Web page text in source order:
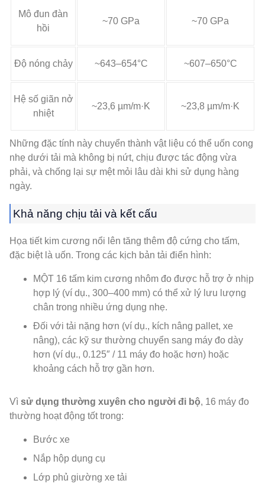
Mô đun đàn
hồi
~70 GPa ~70 GPa
Độ nóng chảy ~643–654°C ~607–650°C
Hệ số giãn nở
nhiệt
~23,6 µm/m·K ~23,8 µm/m·K
Những đặc tính này chuyển thành vật liệu có thể uốn cong
nhẹ dưới tải mà không bị nứt, chịu được tác động vừa
phải, và chống lại sự mệt mỏi lâu dài khi sử dụng hàng
ngày.
Khả năng chịu tải và kết cấu
Họa tiết kim cương nổi lên tăng thêm độ cứng cho tấm,
đặc biệt là uốn. Trong các kịch bản tải điển hình:
MỘT 16 tấm kim cương nhôm đo được hỗ trợ ở nhịp
hợp lý (ví dụ., 300–400 mm) có thể xử lý lưu lượng
chân trong nhiều ứng dụng nhẹ.
Đối với tải nặng hơn (ví dụ., kích nâng pallet, xe
nâng), các kỹ sư thường chuyển sang máy đo dày
hơn (ví dụ., 0.125″ / 11 máy đo hoặc hơn) hoặc
khoảng cách hỗ trợ gần hơn.
Vì sử dụng thường xuyên cho người đi bộ, 16 máy đo
thường hoạt động tốt trong:
Bước xe
Nắp hộp dụng cụ
Lớp phủ giường xe tải